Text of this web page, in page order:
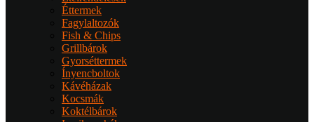
Éttermek
Fagylaltozók
Fish & Chips
Grillbárok
Gyorséttermek
Ínyencboltok
Kávéházak
Kocsmák
Koktélbárok